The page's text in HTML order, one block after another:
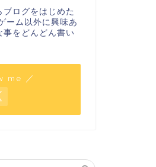
ログをはじめた
ーム以外に興味あ
事をどんどん書い
me ／